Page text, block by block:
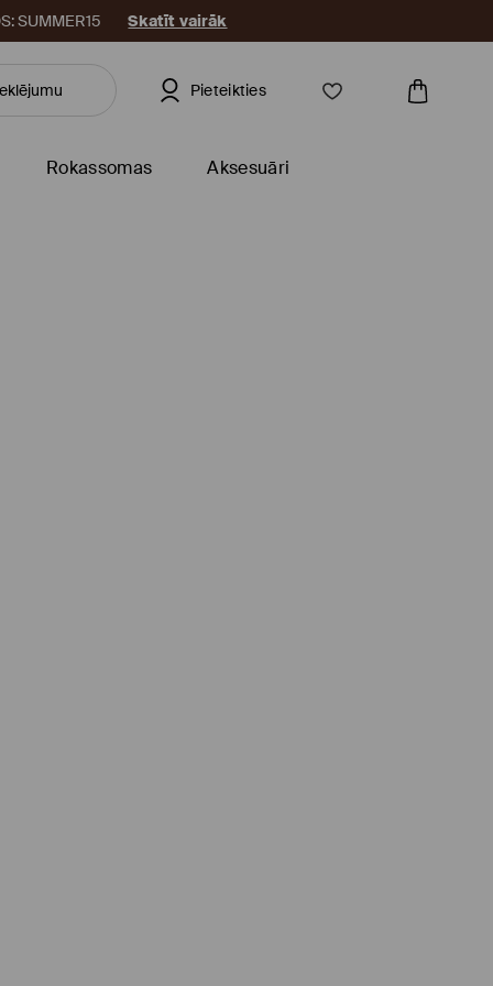
SUMMER15 Skatīt vairāk
Pieteikties
Rokassomas Aksesuāri